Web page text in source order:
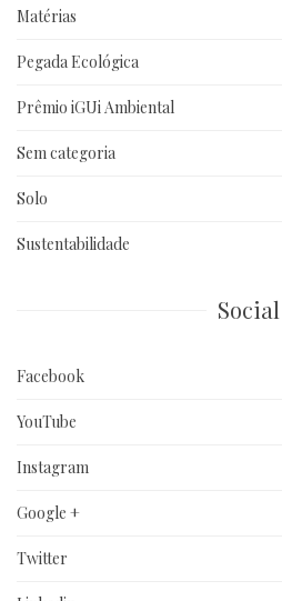
Matérias
Pegada Ecológica
Prêmio iGUi Ambiental
Sem categoria
Solo
Sustentabilidade
Social
Facebook
YouTube
Instagram
Google +
Twitter